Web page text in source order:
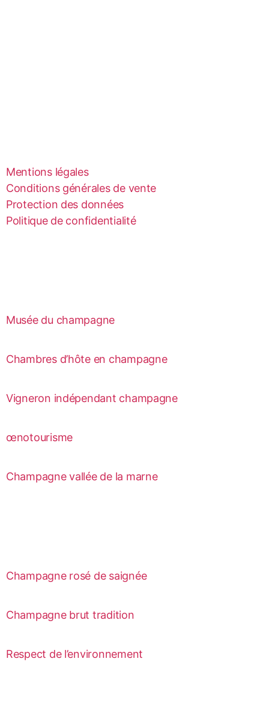
Mentions légales
Conditions générales de vente
Protection des données
Politique de confidentialité
Musée du champagne
Chambres d’hôte en champagne
Vigneron indépendant champagne
œnotourisme
Champagne vallée de la marne
Champagne rosé de saignée
Champagne brut tradition
Respect de l’environnement